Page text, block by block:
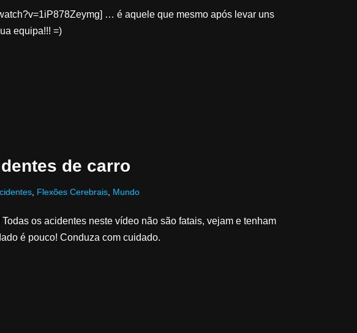
… é aquele que mesmo após levar uns
equipa!!! =)
de carro
Flexões Cerebrais Mundo
os acidentes neste vídeo não são fatais, vejam e tenham
é pouco! Conduza com cuidado.